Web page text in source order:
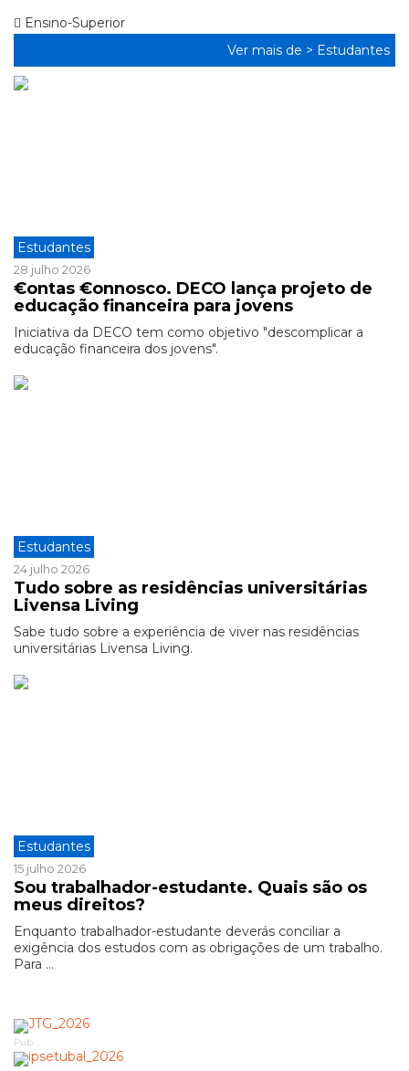
Ensino-Superior
Ver mais de > Estudantes
Estudantes
28 julho 2026
€ontas €onnosco. DECO lança projeto de
educação financeira para jovens
Iniciativa da DECO tem como objetivo "descomplicar a
educação financeira dos jovens".
Estudantes
24 julho 2026
Tudo sobre as residências universitárias
Livensa Living
Sabe tudo sobre a experiência de viver nas residências
universitárias Livensa Living.
Estudantes
15 julho 2026
Sou trabalhador-estudante. Quais são os
meus direitos?
Enquanto trabalhador-estudante deverás conciliar a
exigência dos estudos com as obrigações de um trabalho.
Para ...
Pub